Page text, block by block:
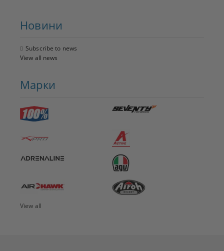
Новини
Subscribe to news
View all news
Марки
View all